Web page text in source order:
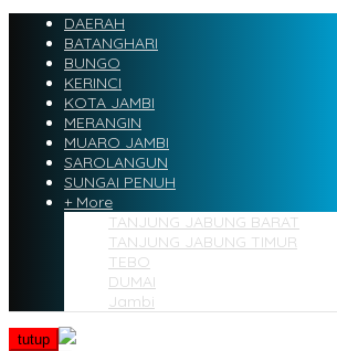
DAERAH
BATANGHARI
BUNGO
KERINCI
KOTA JAMBI
MERANGIN
MUARO JAMBI
SAROLANGUN
SUNGAI PENUH
+ More
TANJUNG JABUNG BARAT
TANJUNG JABUNG TIMUR
TEBO
DUMAI
Jambi
tutup